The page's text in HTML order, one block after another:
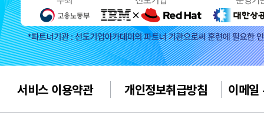
서비스 이용약관 개인정보취급방침 이메일